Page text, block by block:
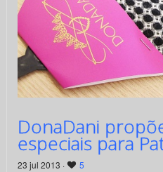
DonaDani
especiais para
23 jul 2013 · 5